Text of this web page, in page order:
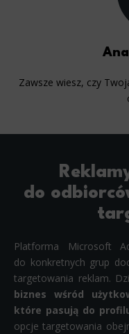
Zawsze wiesz, czy
do
Platforma Microsoft
do konkretnych grup
targetowania reklam.
biznes wśród
które pasują do
opcje targetowania